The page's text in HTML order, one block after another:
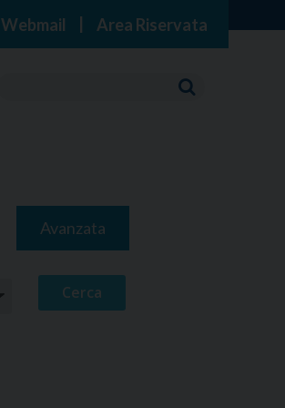
Webmail Area Riservata
Avanzata